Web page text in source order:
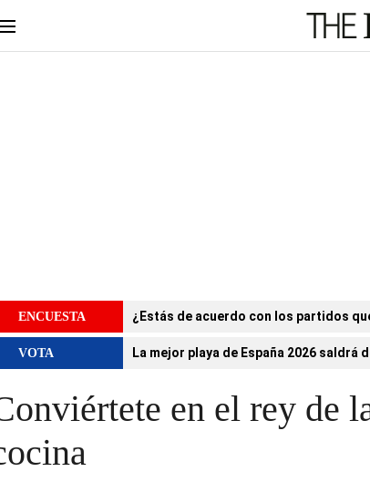
ENCUESTA ¿Estás de acuerdo con los partidos
VOTA La mejor playa de España 2026 saldrá
en el rey de